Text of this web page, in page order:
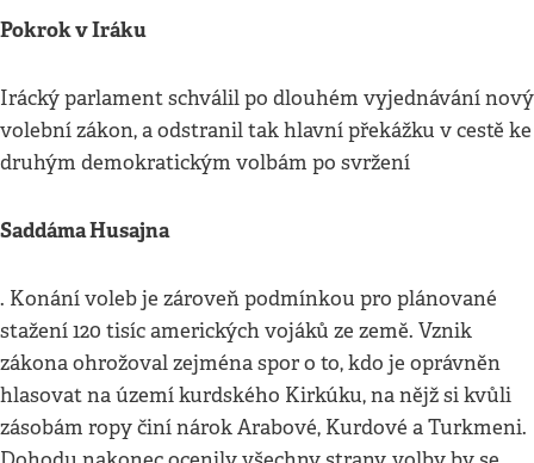
Pokrok v Iráku
Irácký parlament schválil po dlouhém vyjednávání nový
volební zákon, a odstranil tak hlavní překážku v cestě ke
druhým demokratickým volbám po svržení
Saddáma Husajna
. Konání voleb je zároveň podmínkou pro plánované
stažení 120 tisíc amerických vojáků ze země. Vznik
zákona ohrožoval zejména spor o to, kdo je oprávněn
hlasovat na území kurdského Kirkúku, na nějž si kvůli
zásobám ropy činí nárok Arabové, Kurdové a Turkmeni.